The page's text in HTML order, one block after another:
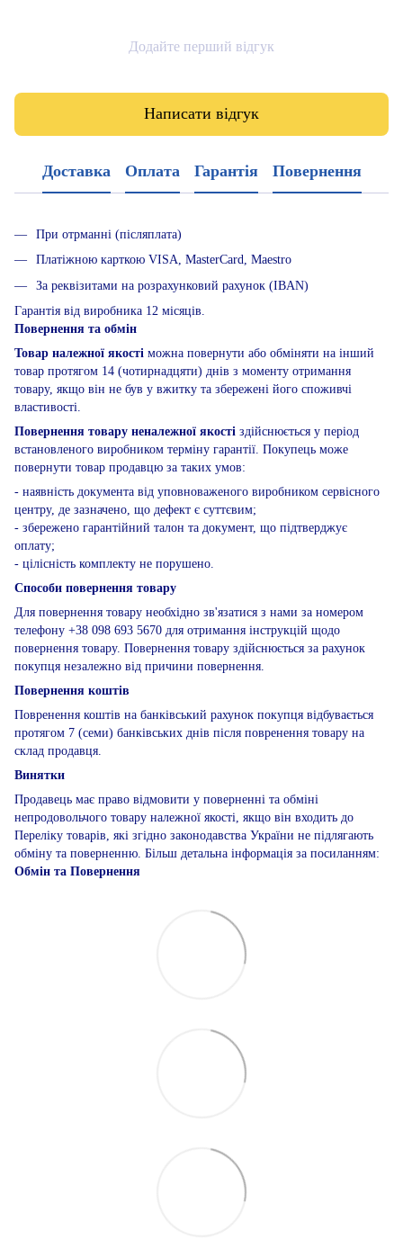
Додайте перший відгук
Написати відгук
Доставка Оплата Гарантія Повернення
При отрманні (післяплата)
Платіжною карткою VISA, MasterCard, Maestro
За реквізитами на розрахунковий рахунок (IBAN)
Гарантія від виробника 12 місяців.
Повернення та обмін
Товар належної якості можна повернути або обміняти на інший
товар протягом 14 (чотирнадцяти) днів з моменту отримання
товару, якщо він не був у вжитку та збережені його споживчі
властивості.
Повернення товару неналежної якості здійснюється у період
встановленого виробником терміну гарантії. Покупець може
повернути товар продавцю за таких умов:
- наявність документа від уповноваженого виробником сервісного
центру, де зазначено, що дефект є суттєвим;
- збережено гарантійний талон та документ, що підтверджує
оплату;
- цілісність комплекту не порушено.
Способи повернення товару
Для повернення товару необхідно зв'язатися з нами за номером
телефону +38 098 693 5670 для отримання інструкцій щодо
повернення товару. Повернення товару здійснюється за рахунок
покупця незалежно від причини повернення.
Повернення коштів
Повренення коштів на банківський рахунок покупця відбувається
протягом 7 (семи) банківських днів після повренення товару на
склад продавця.
Винятки
Продавець має право відмовити у поверненні та обміні
непродовольчого товару належної якості, якщо він входить до
Переліку товарів, які згідно законодавства України не підлягають
обміну та поверненню. Більш детальна інформація за посиланням:
Обмін та Повернення